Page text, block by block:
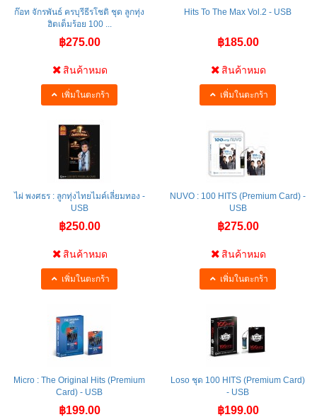
ก๊อท จักรพันธ์ ครบุรีธีรโชติ ชุด ลูกทุ่ง
ฮิตเต็มร้อย 100 ...
฿275.00
สินค้าหมด
เพิ่มในตะกร้า
Hits To The Max Vol.2 - USB
฿185.00
สินค้าหมด
เพิ่มในตะกร้า
ไผ่ พงศธร : ลูกทุ่งไทยไมค์เลี่ยมทอง -
USB
฿250.00
สินค้าหมด
เพิ่มในตะกร้า
NUVO : 100 HITS (Premium Card) -
USB
฿275.00
สินค้าหมด
เพิ่มในตะกร้า
Micro : The Original Hits (Premium
Card) - USB
฿199.00
Loso ชุด 100 HITS (Premium Card)
- USB
฿199.00